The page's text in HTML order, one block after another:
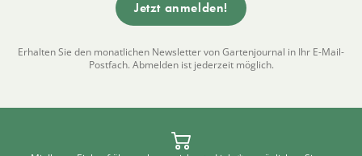
Erhalten Sie den monatlichen Newsletter von Gartenjournal in Ihr E-Mail-
Postfach. Abmelden ist jederzeit möglich.